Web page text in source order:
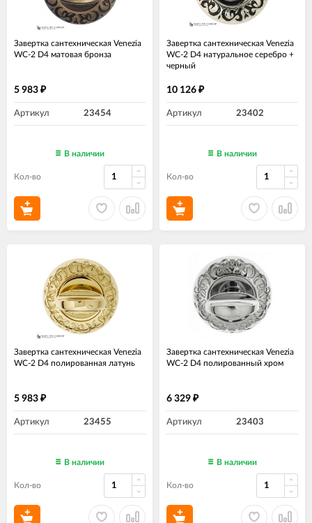
Завертка сантехническая Venezia
WC-2 D4 матовая бронза
5 983 ₽
Артикул 23454
В наличии
Кол-во
Завертка сантехническая Venezia
WC-2 D4 натуральное серебро +
черный
10 126 ₽
Артикул 23402
В наличии
Кол-во
Завертка сантехническая Venezia
WC-2 D4 полированная латунь
5 983 ₽
Артикул 23455
В наличии
Кол-во
Завертка сантехническая Venezia
WC-2 D4 полированный хром
6 329 ₽
Артикул 23403
В наличии
Кол-во